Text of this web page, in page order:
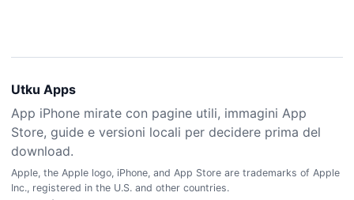
Utku Apps
App iPhone mirate con pagine utili, immagini App
Store, guide e versioni locali per decidere prima del
download.
Apple, the Apple logo, iPhone, and App Store are trademarks of Apple
Inc., registered in the U.S. and other countries.